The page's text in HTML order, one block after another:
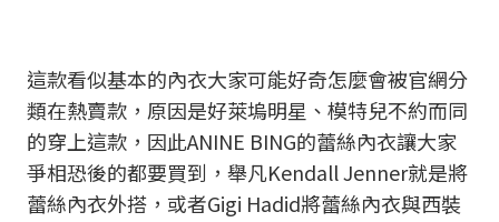
這款看似基本的內衣大家可能好奇怎麼會被官網分
類在熱賣款，原因是好萊塢明星、模特兒不約而同
的穿上這款，因此ANINE BING的蕾絲內衣讓大家
爭相恐後的都要買到，舉凡Kendall Jenner就是將
蕾絲內衣外搭，或者Gigi Hadid將蕾絲內衣與西裝